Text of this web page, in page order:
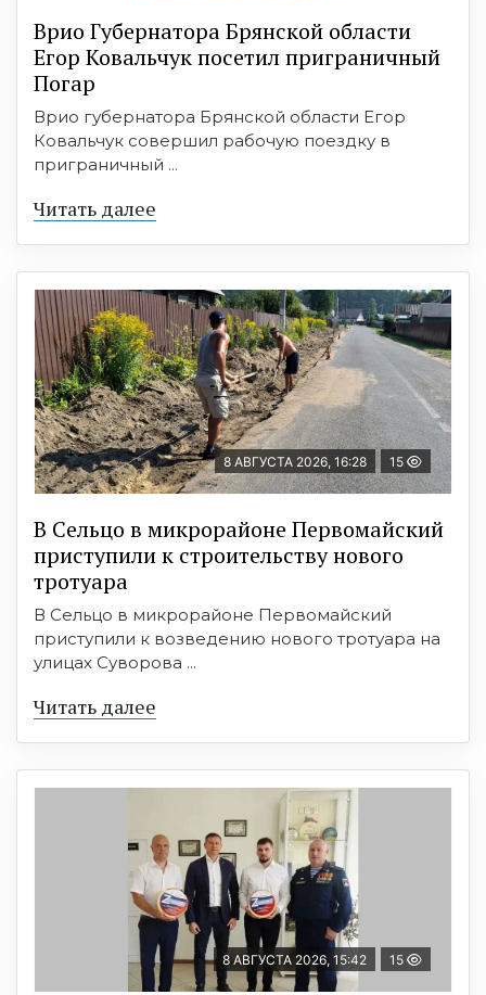
Врио Губернатора Брянской области
Егор Ковальчук посетил приграничный
Погар
Врио губернатора Брянской области Егор
Ковальчук совершил рабочую поездку в
приграничный ...
Читать далее
8 АВГУСТА 2026, 16:28 15
В Сельцо в микрорайоне Первомайский
приступили к строительству нового
тротуара
В Сельцо в микрорайоне Первомайский
приступили к возведению нового тротуара на
улицах Суворова ...
Читать далее
8 АВГУСТА 2026, 15:42 15